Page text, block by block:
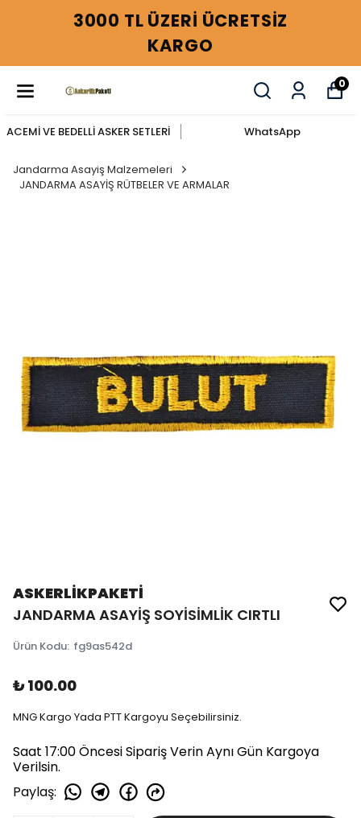
3000 TL ÜZERİ ÜCRETSİZ
KARGO
0
ACEMİ VE BEDELLİ ASKER SETLERİ WhatsApp
Jandarma Asayiş Malzemeleri
JANDARMA ASAYİŞ RÜTBELER VE ARMALAR
ASKERLİKPAKETİ
JANDARMA ASAYİŞ SOYİSİMLİK CIRTLI
Ürün Kodu: fg9as542d
₺ 100.00
MNG Kargo Yada PTT Kargoyu Seçebilirsiniz.
Saat 17:00 Öncesi Sipariş Verin Aynı Gün Kargoya
Verilsin.
Paylaş: